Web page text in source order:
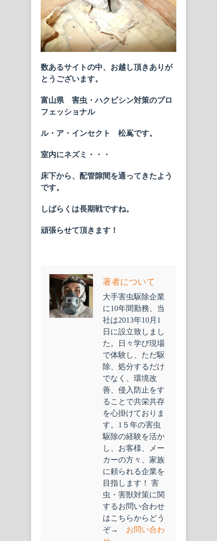
数あるサイトの中、お越し頂きありが
とうございます。
富山県 害虫・ハクビシン対策のプロ
フェッショナル
ル・ア・インセクト 松嶌です。
室内にネズミ・・・
床下から、配管隙間を通ってきたよう
です。
しばらくは長期戦ですね。
頑張らせて頂きます！
著者について
大手害虫駆除企業
に10年間勤務、当
社は2013年10月1
日に設立致しまし
た。日々学び現場
で体験し、ただ駆
除、処分するだけ
でなく、環境改
善、侵入防止をす
ることで共栄共存
を心掛けておりま
す。1５年の害虫
駆除の経験を活か
し、お客様、メー
カーの方々、家族
に頼られる企業を
目指します！ 害
虫・害獣対策に関
するお問い合わせ
はこちらからどう
ぞ→ お問い合わ